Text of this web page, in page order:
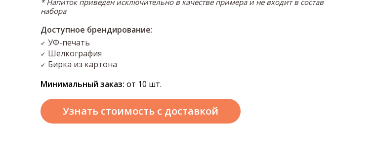
* Напиток приведен исключительно в качестве примера и не входит в состав
набора
Доступное брендирование:
✔ УФ-печать
✔ Шелкография
✔ Бирка из картона
Минимальный заказ: от 10 шт.
Узнать стоимость с доставкой